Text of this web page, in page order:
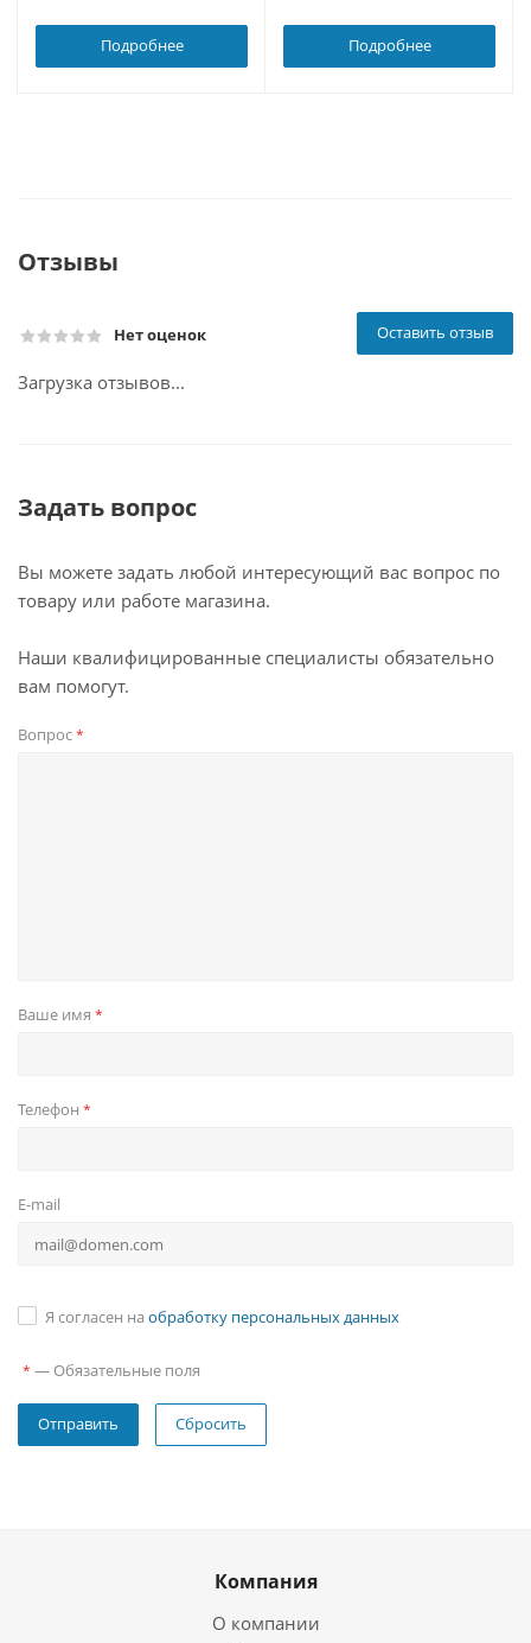
Подробнее Подробнее
Отзывы
Нет оценок Оставить отзыв
Загрузка отзывов...
Задать вопрос
Вы можете задать любой интересующий вас вопрос по
товару или работе магазина.
Наши квалифицированные специалисты обязательно
вам помогут.
Вопрос*
Ваше имя *
Телефон *
E-mail
Я согласен на обработку персональных данных
* — Обязательные поля
Сбросить
Компания
О компании